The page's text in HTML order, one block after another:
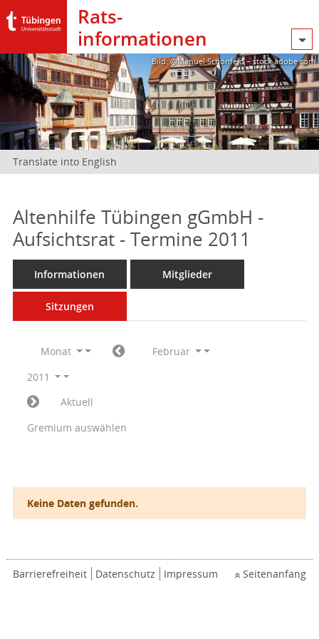
Rats­
informationen
Bild: @Manuel Schönfeld – stock.adobe.com
Translate into English
Altenhilfe Tübingen gGmbH -
Aufsichtsrat - Termine 2011
Informationen Mitglieder
Sitzungen
Monat
Februar
2011
Aktuell
Gremium auswählen
Keine Daten gefunden.
Barrierefreiheit Datenschutz Impressum Seitenanfang